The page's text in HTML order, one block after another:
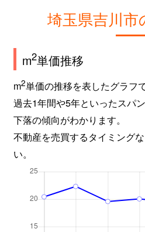
埼玉県吉川市
m2単価推移
m2単価の推移を表したグラフで
過去1年間や5年といったスパ
下落の傾向がわかります。
不動産を売買するタイミング
い。